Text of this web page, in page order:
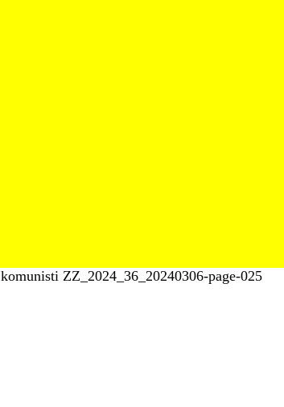
komunisti ZZ_2024_36_20240306-page-025